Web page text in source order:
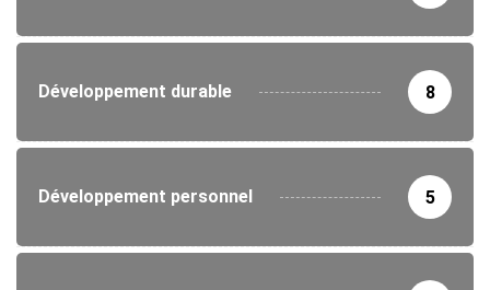
Développement durable 8
Développement personnel 5